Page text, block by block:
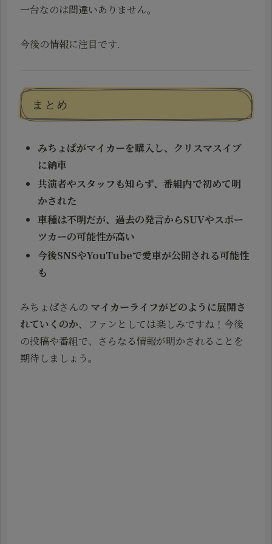
一台なのは間違いありません。
今後の情報に注目です.
まとめ
みちょぱがマイカーを購入し、クリスマスイブ
に納車
共演者やスタッフも知らず、番組内で初めて明
かされた
車種は不明だが、過去の発言からSUVやスポー
ツカーの可能性が高い
今後SNSやYouTubeで愛車が公開される可能性
も
みちょぱさんの マイカーライフがどのように展開さ
れていくのか、ファンとしては楽しみですね！今後
の投稿や番組で、さらなる情報が明かされることを
期待しましょう。